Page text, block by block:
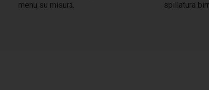
menu su misura.
spillatura